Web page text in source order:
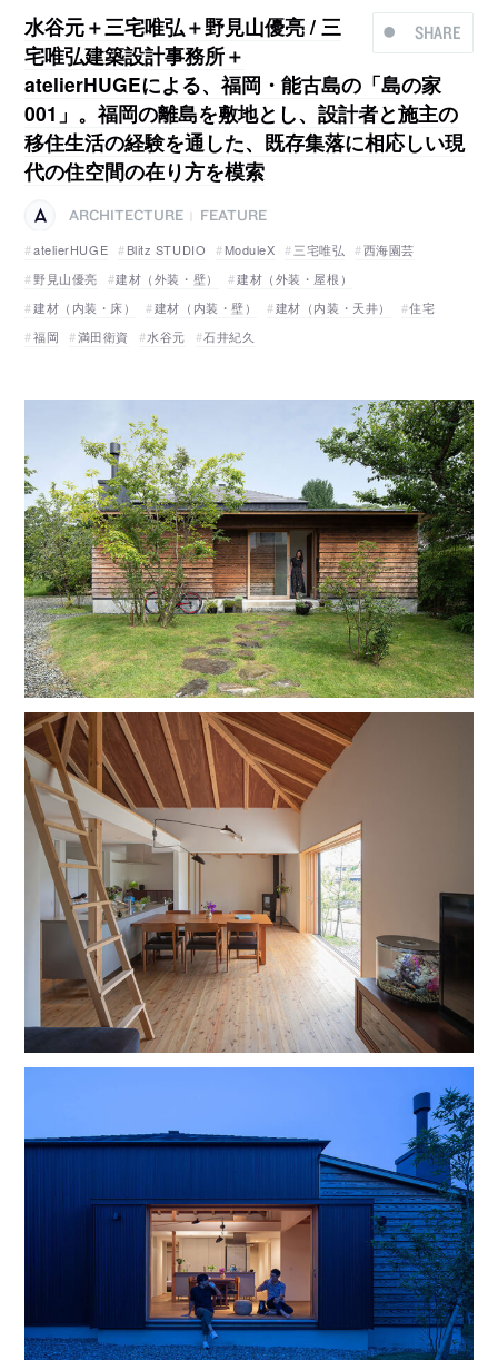
SHARE
水谷元＋三宅唯弘＋野見山優亮 / 三
宅唯弘建築設計事務所＋
atelierHUGEによる、福岡・能古島の「島の家
001」。福岡の離島を敷地とし、設計者と施主の
移住生活の経験を通した、既存集落に相応しい現
代の住空間の在り方を模索
ARCHITECTURE
FEATURE
atelierHUGE
Blitz STUDIO ModuleX 三宅唯弘
西海園芸
野見山優亮
建材（外装・壁）
建材（外装・屋根）
建材（内装・床）
建材（内装・壁） 建材（内装・天井）
住宅
福岡
満田衛資 水谷元 石井紀久